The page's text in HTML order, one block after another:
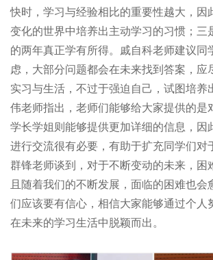
快时，学习与经验相比的重要性越大，因
变化的世界中培养出主动学习的习惯；三
的两年真正学有所得。戚自科老师建议同
虑，大部分问题都会在未来找到答案，应
实习与生活，不过于强迫自己，试图培养
伟老师指出，老师们能够给大家提供的是
学长学姐则能够提供更加详细的信息，因
进行交流很有必要，有助于扩充同学们对
群锋老师谈到，对于不断变动的未来，困
且随着我们的不断发展，面临的困难也会
们应该要有信心，相信大家能够通过个人
在未来的学习生活中脱颖而出。